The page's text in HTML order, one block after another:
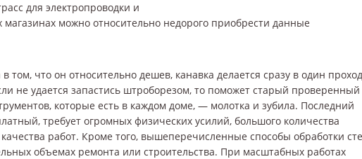
для электропроводки и
магазинах можно относительно недорого приобрести данные
том, что он относительно дешев, канавка делается сразу в один
не удается запастись штроборезом, то поможет старый проверенный
которые есть в каждом доме, — молотка и зубила. Последний
требует огромных физических усилий, большого количества
работ. Кроме того, вышеперечисленные способы обработки
объемах ремонта или строительства. При масштабных работах